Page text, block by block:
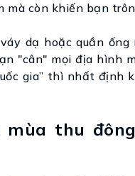
mà còn khiến bạn
dạ hoặc quần
"cân" mọi địa hình
gia” thì nhất định
thu